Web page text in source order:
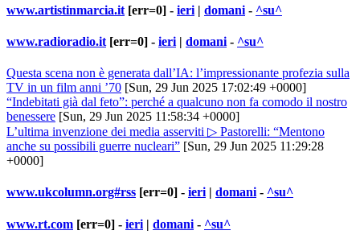
www.artistinmarcia.it [err=0] - ieri | domani - ^su^
www.radioradio.it [err=0] - ieri | domani - ^su^
Questa scena non è generata dall’IA: l’impressionante profezia sulla
TV in un film anni ’70 [Sun, 29 Jun 2025 17:02:49 +0000]
“Indebitati già dal feto”: perché a qualcuno non fa comodo il nostro
benessere [Sun, 29 Jun 2025 11:58:34 +0000]
L’ultima invenzione dei media asserviti ▷ Pastorelli: “Mentono
anche su possibili guerre nucleari” [Sun, 29 Jun 2025 11:29:28
+0000]
www.ukcolumn.org#rss [err=0] - ieri | domani - ^su^
www.rt.com [err=0] - ieri | domani - ^su^